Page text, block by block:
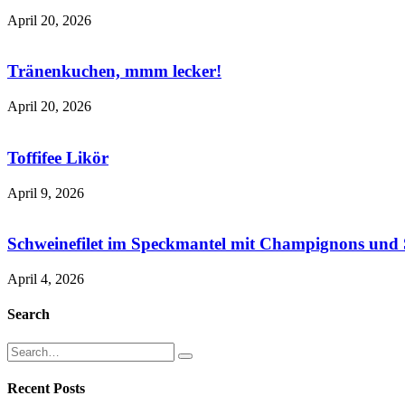
April 20, 2026
Tränenkuchen, mmm lecker!
April 20, 2026
Toffifee Likör
April 9, 2026
Schweinefilet im Speckmantel mit Champignons und
April 4, 2026
Search
Recent Posts